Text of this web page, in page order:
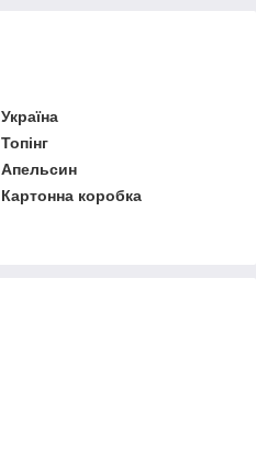
Україна
Топінг
Апельсин
Картонна коробка